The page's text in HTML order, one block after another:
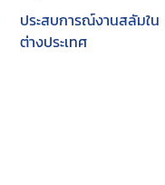
ประสบการณ์งานสลัมใน
ต่างประเทศ